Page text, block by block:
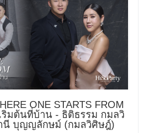
ONE STARTS FROM
ริ่มต้นที่บ้าน - ธิติธรรม กมลวิ
นี บุญญลักษม์ (กมลวิศิษฎ์)